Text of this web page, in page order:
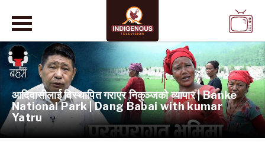
निकुञ्जको व्यापार | Banke
Babai with kumar
राई भएर पनि
को प्रेरणादायी यात्रा